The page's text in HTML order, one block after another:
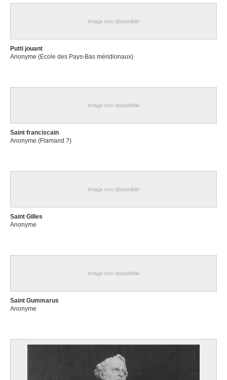
Image non disponible
Putti jouant
Anonyme (Ecole des Pays-Bas méridionaux)
Image non disponible
Saint franciscain
Anonyme (Flamand ?)
Image non disponible
Saint Gilles
Anonyme
Image non disponible
Saint Gummarus
Anonyme